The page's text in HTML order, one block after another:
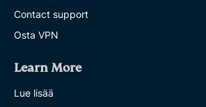
Contact support
Osta VPN
Learn More
Lue lisää